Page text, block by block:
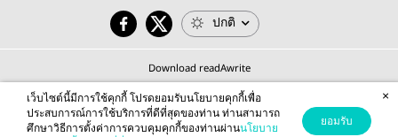
ปกติ
Download readAwrite
เว็บไซต์นี้มีการใช้คุกกี้ โปรดยอมรับนโยบายคุกกี้เพื่อ
ประสบการณ์การใช้บริการที่ดีที่สุดของท่าน ท่านสามารถ
ศึกษาวิธีการตั้งค่าการควบคุมคุกกี้ของท่านผ่านนโยบาย
ยอมรับ
×